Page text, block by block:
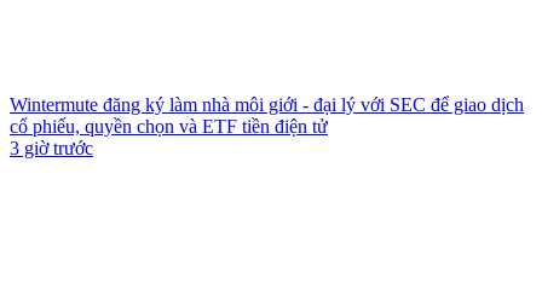
Wintermute đăng ký làm nhà môi giới - đại lý với SEC để giao dịch
cổ phiếu, quyền chọn và ETF tiền điện tử
3 giờ trước